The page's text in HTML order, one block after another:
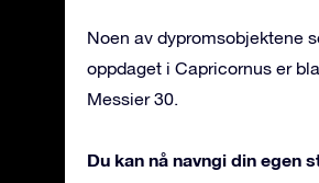
Noen av dypromsobjektene
oppdaget i Capricornus er
Messier 30.
Du kan nå navngi din egen